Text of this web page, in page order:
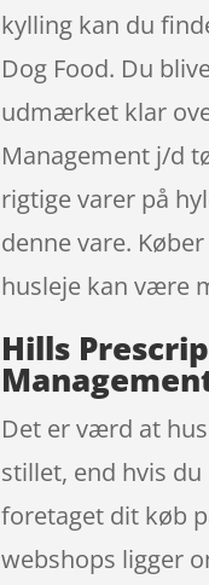
kylling kan du
Dog Food. Du
udmærket klar
Management j/d
rigtige varer på
denne vare.
husleje kan være
Hills
Det er værd at
stillet, end hvis
foretaget dit køb
webshops ligger